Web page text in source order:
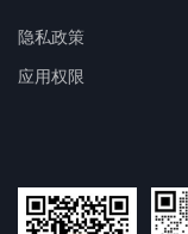
隐私政策
应用权限